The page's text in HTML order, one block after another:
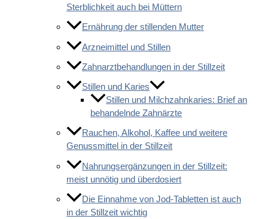
Sterblichkeit auch bei Müttern
Ernährung der stillenden Mutter
Arzneimittel und Stillen
Zahnarztbehandlungen in der Stillzeit
Stillen und Karies
Stillen und Milchzahnkaries: Brief an
behandelnde Zahnärzte
Rauchen, Alkohol, Kaffee und weitere
Genussmittel in der Stillzeit
Nahrungsergänzungen in der Stillzeit:
meist unnötig und überdosiert
Die Einnahme von Jod-Tabletten ist auch
in der Stillzeit wichtig